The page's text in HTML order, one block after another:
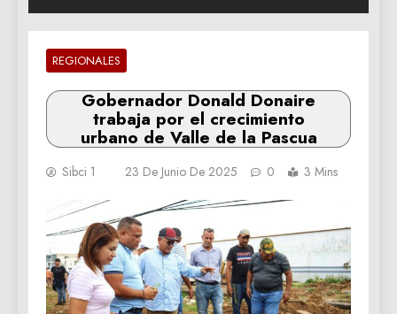
REGIONALES
Gobernador Donald Donaire
trabaja por el crecimiento
urbano de Valle de la Pascua
Sibci 1 23 De Junio De 2025 0 3 Mins